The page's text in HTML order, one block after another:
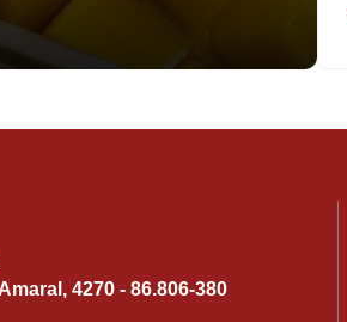
4270 - 86.806-380